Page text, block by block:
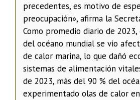
precedentes, es motivo de
preocupación», afirma la
Como promedio diario de
del océano mundial se vio
de calor marina, lo que dañó
sistemas de alimentación
de 2023, más del 90 % del
experimentado olas de calor